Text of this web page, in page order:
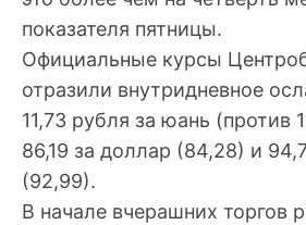
показателя пятницы.
Официальные курсы
отразили внутридневное
11,73 рубля за юань (против
86,19 за доллар (84,28) и
(92,99).
В начале вчерашних торгов